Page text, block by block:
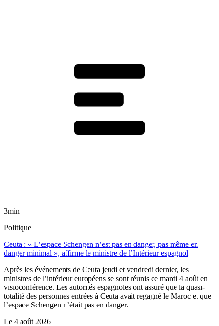
3min
Politique
Ceuta : « L’espace Schengen n’est pas en danger, pas même en
danger minimal », affirme le ministre de l’Intérieur espagnol
Après les événements de Ceuta jeudi et vendredi dernier, les
ministres de l’intérieur européens se sont réunis ce mardi 4 août en
visioconférence. Les autorités espagnoles ont assuré que la quasi-
totalité des personnes entrées à Ceuta avait regagné le Maroc et que
l’espace Schengen n’était pas en danger.
Le 4 août 2026